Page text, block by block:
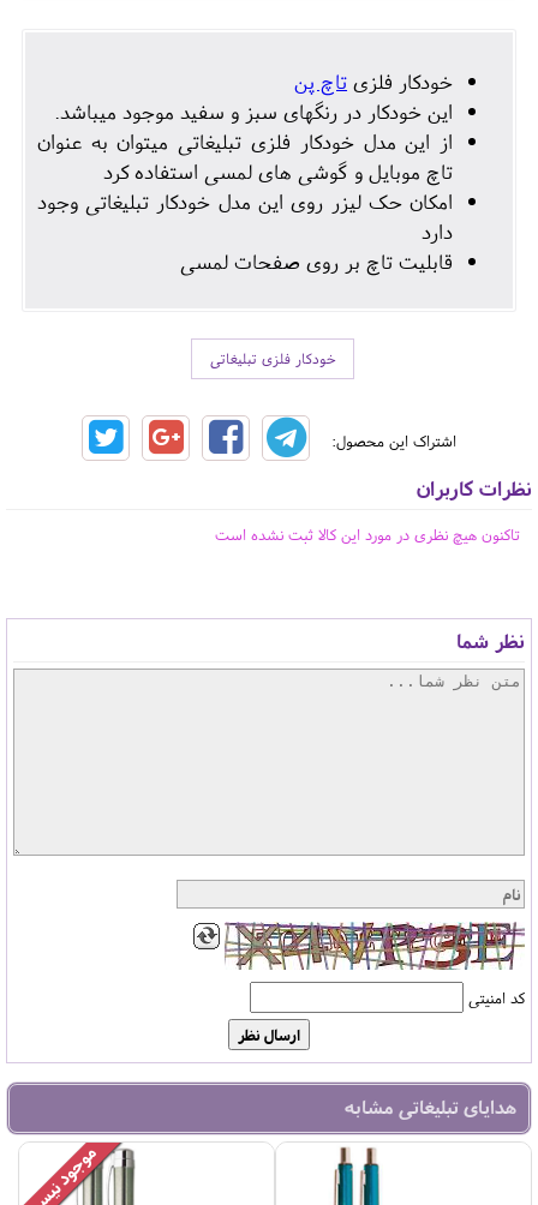
خودکار فلزی تاچ پن
این خودکار در رنگهای سبز و سفید موجود میباشد.
از این مدل خودکار فلزی تبلیغاتی میتوان به عنوان
تاچ موبایل و گوشی های لمسی استفاده کرد
امکان حک لیزر روی این مدل خودکار تبلیغاتی وجود
دارد
قابلیت تاچ بر روی صفحات لمسی
خودکار فلزی تبلیغاتی
اشتراک این محصول:
نظرات کاربران
تاکنون هیچ نظری در مورد این کالا ثبت نشده است
نظر شما
کد امنیتی
هدایای تبلیغاتی مشابه